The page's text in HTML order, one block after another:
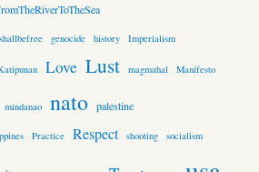
genocide history Imperialism
Love Lust magmahal Manifesto
mindanao nato palestine
Practice Respect shooting socialism